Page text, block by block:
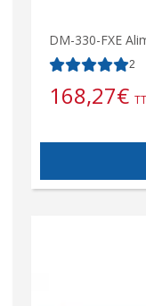
DM-330-FXE
2
168,27€